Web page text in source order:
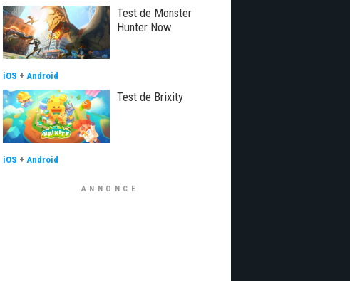
Test de Monster
Hunter Now
iOS + Android
Test de Brixity
iOS + Android
ANNONCE